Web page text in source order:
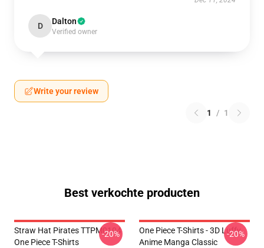
D Dalton
Verified owner
Write your review
1 / 1
Best verkochte producten
Straw Hat Pirates TTPM0104
One Piece T-Shirts
-20%
One Piece T-Shirts - 3D Luffy
Anime Manga Classic
-20%